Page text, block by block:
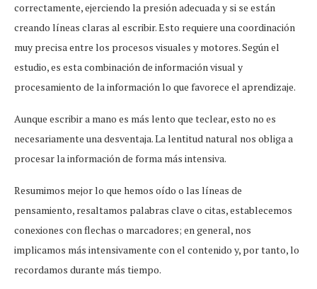
correctamente, ejerciendo la presión adecuada y si se están
creando líneas claras al escribir. Esto requiere una coordinación
muy precisa entre los procesos visuales y motores. Según el
estudio, es esta combinación de información visual y
procesamiento de la información lo que favorece el aprendizaje.
Aunque escribir a mano es más lento que teclear, esto no es
necesariamente una desventaja. La lentitud natural nos obliga a
procesar la información de forma más intensiva.
Resumimos mejor lo que hemos oído o las líneas de
pensamiento, resaltamos palabras clave o citas, establecemos
conexiones con flechas o marcadores; en general, nos
implicamos más intensivamente con el contenido y, por tanto, lo
recordamos durante más tiempo.